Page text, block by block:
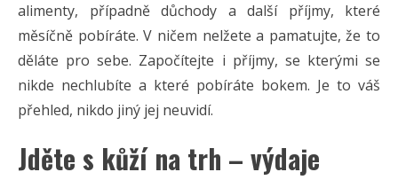
alimenty, případně důchody a další příjmy, které
měsíčně pobíráte. V ničem nelžete a pamatujte, že to
děláte pro sebe. Započítejte i příjmy, se kterými se
nikde nechlubíte a které pobíráte bokem. Je to váš
přehled, nikdo jiný jej neuvidí.
Jděte s kůží na trh – výdaje